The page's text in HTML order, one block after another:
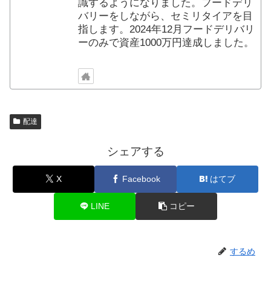
識するようになりました。フードデリ
バリーをしながら、セミリタイアを目
指します。2024年12月フードデリバリ
ーのみで資産1000万円達成しました。
配達
シェアする
X Facebook はてブ
LINE コピー
するめ